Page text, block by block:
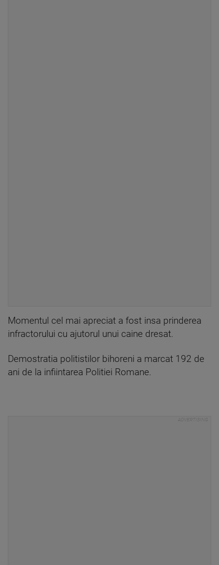
Momentul cel mai apreciat a fost insa prinderea
infractorului cu ajutorul unui caine dresat.
Demostratia politistilor bihoreni a marcat 192 de
ani de la infiintarea Politiei Romane.